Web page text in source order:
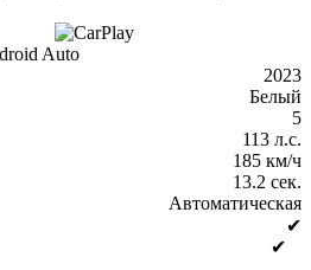
2023
Белый
5
113 л.с.
185 км/ч
13.2 сек.
Автоматическая
✔
✔